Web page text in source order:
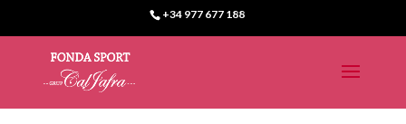
+34 977 677 188